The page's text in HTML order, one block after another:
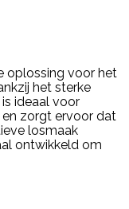
oplossing voor het
het sterke
ideaal voor
zorgt ervoor dat
losmaak
ontwikkeld om